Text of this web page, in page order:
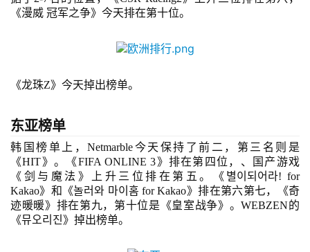
戏
游
休
闲
游
戏
《漫威 冠军之争》今天排在第十位。
《龙珠Z》今天掉出榜单。
东亚榜单
韩国榜单上 ，Netmarble今天保持了前二，第三名则是
《HIT》。《FIFA ONLINE 3》排在第四位，、国产游戏
《剑与魔法》上升三位排在第五。《 별이되어라! for
Kakao》和《놀러와 마이홈 for Kakao》排在第六第七，《奇
迹暖暖》排在第九，第十位是《皇室战争》。WEBZEN的
《뮤오리진》掉出榜单。